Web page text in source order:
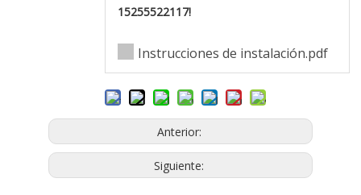
15255522117!
Instrucciones de instalación.pdf
Anterior:
Siguiente: